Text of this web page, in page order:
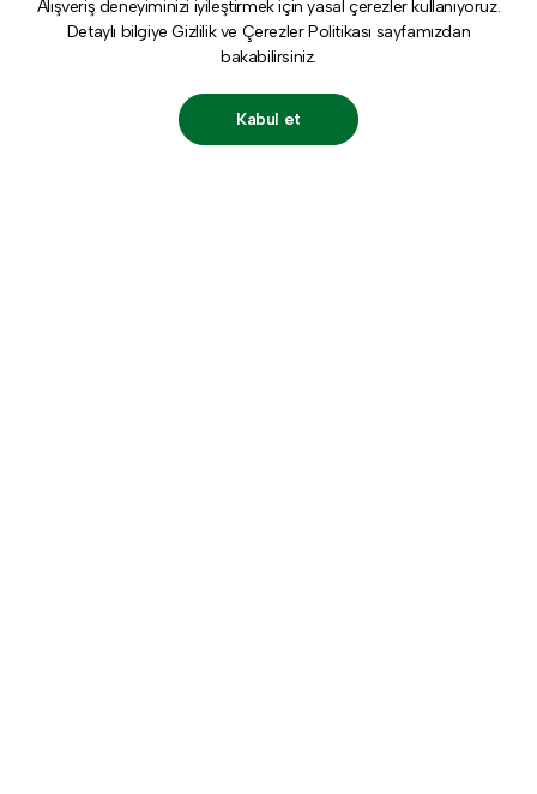
Alışveriş deneyiminizi iyileştirmek için yasal çerezler kullanıyoruz.
Detaylı bilgiyeGizlilik ve Çerezler Politikası sayfamızdan
bakabilirsiniz.
Kabul et